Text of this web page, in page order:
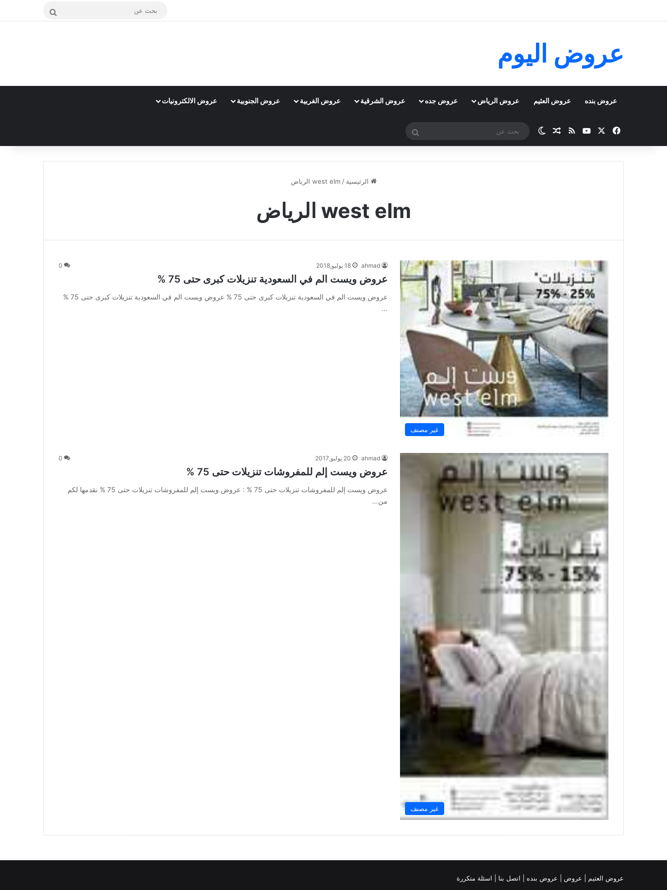
بحث
عروض اليوم
عروض بنده عروض العثيم عروض الرياض عروض جده عروض الشرقية عروض الغربية عروض الجنوبية عروض الالكترونيات
فيسبوك ‫YouTubeملخص الموقع RSS
مقال عشوائي
الوضع المظلم
بحث
الرئيسية / west elm الرياض
west elm الرياض
غير مصنف
ahmad 18 يوليو,2018 0
عروض ويست الم في السعودية تنزيلات كبرى حتى 75 %
عروض ويست الم في السعودية تنزيلات كبرى حتى 75 % عروض ويست الم في السعودية تنزيلات كبرى حتى 75 %
…
غير مصنف
ahmad 20 يوليو,2017 0
عروض ويست إلم للمفروشات تنزيلات حتى 75 %
عروض ويست إلم للمفروشات تنزيلات حتى 75 % : عروض ويست إلم للمفروشات تنزيلات حتى 75 % نقدمها لكم
من…
عروض العثيم عروض عروض بنده | اتصل بنا | اسئلة متكررة